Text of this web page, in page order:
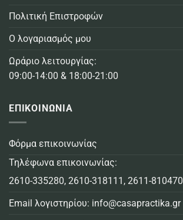
Πολιτική Επιστροφών
Ο λογαριασμός μου
Ωράριο λειτουργίας:
09:00-14:00 & 18:00-21:00
ΕΠΙΚΟΙΝΩΝΙΑ
Φόρμα επικοινωνίας
Τηλέφωνα επικοινωνίας:
2610-335280, 2610-318111 , 2611-810470
Email λογιστηρίου: info@casapractika.gr